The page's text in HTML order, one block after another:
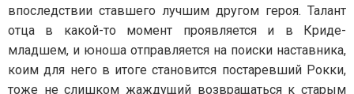
впоследствии ставшего лучшим другом героя. Талант
отца в какой-то момент проявляется и в Криде-
младшем, и юноша отправляется на поиски наставника,
коим для него в итоге становится постаревший Рокки,
тоже не слишком жаждущий возвращаться к старым